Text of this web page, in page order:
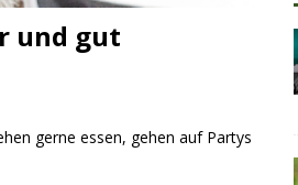
und gut
gerne essen, gehen auf Partys